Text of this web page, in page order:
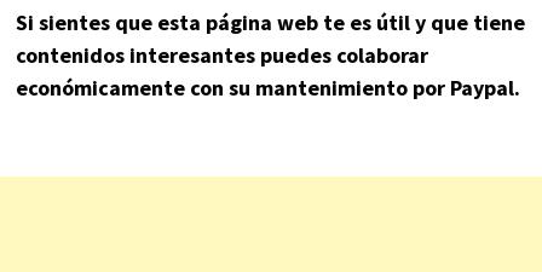
Si sientes que esta página web te es útil y que tiene
contenidos interesantes puedes colaborar
económicamente con su mantenimiento por Paypal.